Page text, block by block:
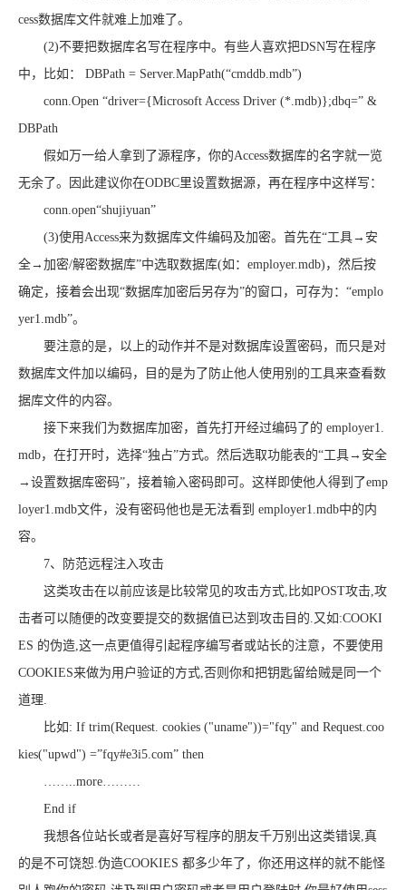
cess数据库文件就难上加难了。
(2)不要把数据库名写在程序中。有些人喜欢把DSN写在程序
中，比如： DBPath = Server.MapPath(“cmddb.mdb”)
conn.Open “driver={Microsoft Access Driver (*.mdb)};dbq=” &
DBPath
假如万一给人拿到了源程序，你的Access数据库的名字就一览
无余了。因此建议你在ODBC里设置数据源，再在程序中这样写：
conn.open“shujiyuan”
(3)使用Access来为数据库文件编码及加密。首先在“工具→安
全→加密/解密数据库”中选取数据库(如：employer.mdb)，然后按
确定，接着会出现“数据库加密后另存为”的窗口，可存为：“emplo
yer1.mdb”。
要注意的是，以上的动作并不是对数据库设置密码，而只是对
数据库文件加以编码，目的是为了防止他人使用别的工具来查看数
据库文件的内容。
接下来我们为数据库加密，首先打开经过编码了的 employer1.
mdb，在打开时，选择“独占”方式。然后选取功能表的“工具→安全
→设置数据库密码”，接着输入密码即可。这样即使他人得到了emp
loyer1.mdb文件，没有密码他也是无法看到 employer1.mdb中的内
容。
7、防范远程注入攻击
这类攻击在以前应该是比较常见的攻击方式,比如POST攻击,攻
击者可以随便的改变要提交的数据值已达到攻击目的.又如:COOKI
ES 的伪造,这一点更值得引起程序编写者或站长的注意，不要使用
COOKIES来做为用户验证的方式,否则你和把钥匙留给贼是同一个
道理.
比如: If trim(Request. cookies ("uname"))="fqy" and Request.coo
kies("upwd") =”fqy#e3i5.com” then
……..more………
End if
我想各位站长或者是喜好写程序的朋友千万别出这类错误,真
的是不可饶恕.伪造COOKIES 都多少年了，你还用这样的就不能怪